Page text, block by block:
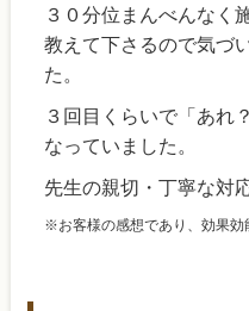
３０分位まんべんなく
教えて下さるので気づ
た。
３回目くらいで「あれ
なっていました。
先生の親切・丁寧な対
※お客様の感想であり、効果効